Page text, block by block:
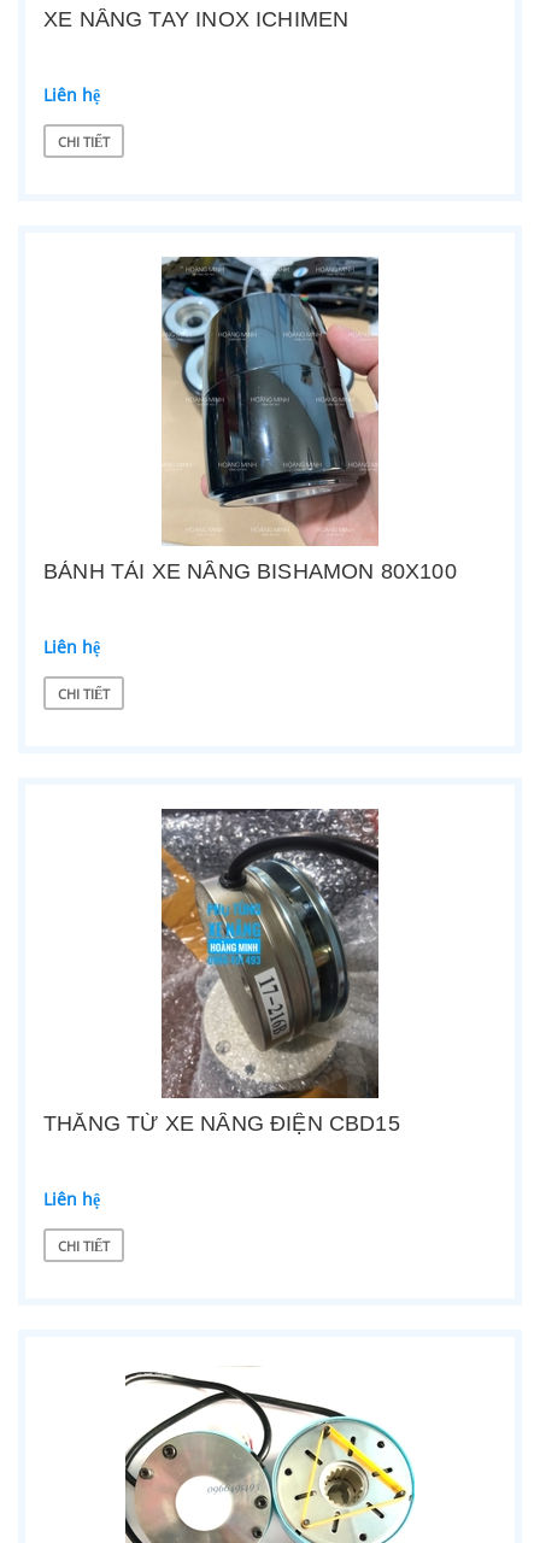
XE NÂNG TAY INOX ICHIMEN
Liên hệ
CHI TIẾT
BÁNH TẢI XE NÂNG BISHAMON 80X100
Liên hệ
CHI TIẾT
THẮNG TỪ XE NÂNG ĐIỆN CBD15
Liên hệ
CHI TIẾT